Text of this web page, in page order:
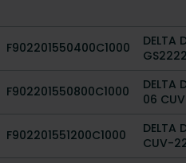
F902201550400C1000
DELTA
F902201550800C1000
DELTA
06
F902201551200C1000
DELTA
CUV-